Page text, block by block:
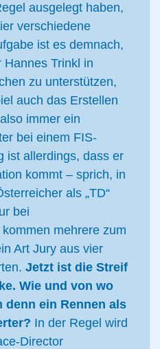
ausgelegt haben,
verschiedene
ist es demnach,
Trinkl in
zu unterstützen,
auch das Erstellen
immer ein
bei einem FIS-
ist allerdings, dass er
kommt – sprich, in
als „TD“
bei
mehrere zum
Art Jury aus vier
Jetzt ist die Streif
Wie und von wo
denn ein Rennen als
In der Regel wird
Director